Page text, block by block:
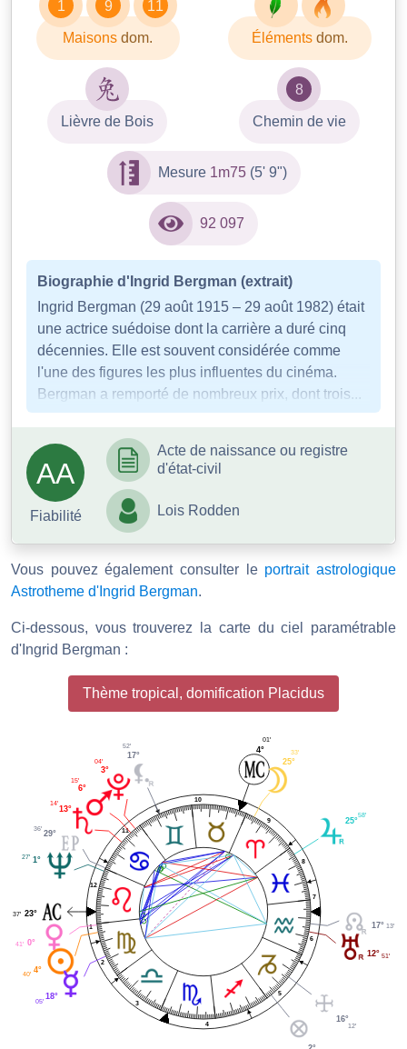
1 9 11
Maisons dom. Éléments dom.
Lièvre de Bois
8
Chemin de vie
Mesure 1m75(5' 9")
92 097
Biographie d'Ingrid Bergman (extrait)
Ingrid Bergman (29 août 1915 – 29 août 1982) était
une actrice suédoise dont la carrière a duré cinq
décennies. Elle est souvent considérée comme
l'une des figures les plus influentes du cinéma.
Bergman a remporté de nombreux prix, dont trois...
AA
Fiabilité
Acte de naissance ou registre
d'état-civil
Lois Rodden
Vous pouvez également consulter le portrait astrologique
Astrotheme d'Ingrid Bergman.
Ci-dessous, vous trouverez la carte du ciel paramétrable
d'Ingrid Bergman :
Thème tropical, domification Placidus
1
2
3
4
5
6
7
8
9
10
11
12
25°
58'
25°
33'
4°
01'
17°
52'
3°
04'
6°
15'
13°
14'
29°
36'
1°
27'
23°
37'
0°
41'
4°
40'
18°
05'
16°
12'
12° 51'
17° 13'